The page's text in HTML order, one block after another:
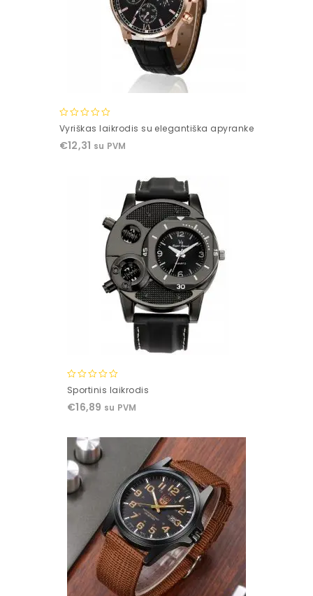
0
of
Vyriškas laikrodis su elegantiška apyranke
€12,31 su PVM
0
of
Sportinis laikrodis
€16,89 su PVM